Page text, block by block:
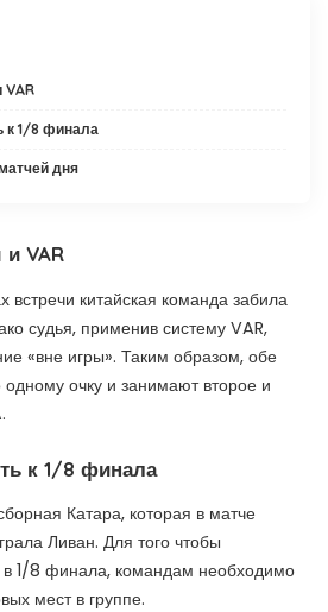
к 1/8 финала
дня
VAR
китайская команда забила
судья, применив систему VAR,
«вне игры». Таким образом, обе
очку и занимают второе и
к 1/8 финала
Катара, которая в матче
Ливан. Для того чтобы
в 1/8 финала, командам необходимо
мест в группе.